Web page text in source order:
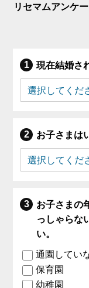
リセマムアンケ
現在結婚さ
お子さまは
お子さまの
っしゃらな
い。
通園してい
保育園
幼稚園